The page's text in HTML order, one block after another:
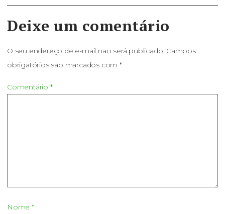
Deixe um comentário
O seu endereço de e-mail não será publicado. Campos
obrigatórios são marcados com*
Comentário *
Nome *